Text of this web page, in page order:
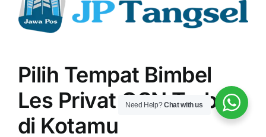
Pilih Tempat Bimbel
Les Privat OSN Terbaik
di Kotamu
Need Help?Chat with us